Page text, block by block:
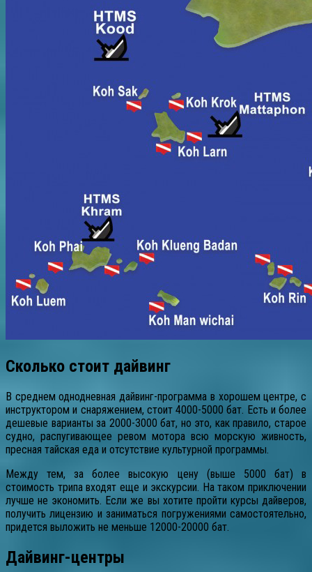
Сколько стоит дайвинг
В среднем однодневная дайвинг-программа в хорошем центре, с
инструктором и снаряжением, стоит 4000-5000 бат. Есть и более
дешевые варианты за 2000-3000 бат, но это, как правило, старое
судно, распугивающее ревом мотора всю морскую живность,
пресная тайская еда и отсутствие культурной программы.
Между тем, за более высокую цену (выше 5000 бат) в
стоимость трипа входят еще и экскурсии. На таком приключении
лучше не экономить. Если же вы хотите пройти курсы дайверов,
получить лицензию и заниматься погружениями самостоятельно,
придется выложить не меньше 12000-20000 бат.
Дайвинг-центры